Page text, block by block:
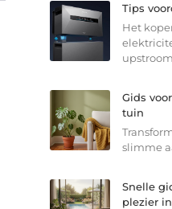
Tips
Het
Gids
tuin
slimme
Snelle
plezier